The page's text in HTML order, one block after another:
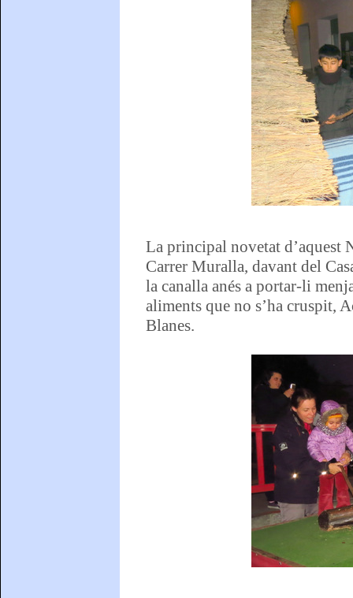
La principal novetat d’aquest
Carrer Muralla, davant del
la canalla anés a portar-li
aliments que no s’ha cruspit,
Blanes.